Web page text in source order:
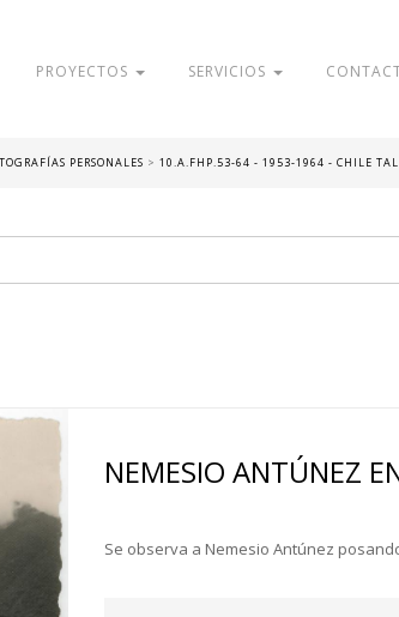
PROYECTOS SERVICIOS
PERSONALES > 10.A.FHP.53-64 - 1953-1964 - CHILE
NEMESIO ANTÚNEZ
Se observa a Nemesio Antúnez